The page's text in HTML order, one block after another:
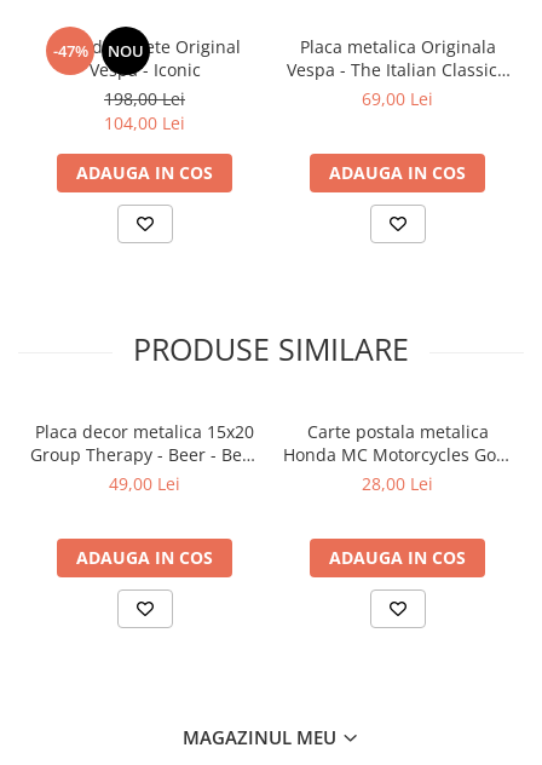
-47% NOU
Ceas de perete Original
Vespa - Iconic
198,00 Lei
104,00 Lei
ADAUGA IN COS
Placa metalica Originala
Vespa - The Italian Classic -
Vespa - Clasicul Italienesc,
69,00 Lei
ADAUGA IN COS
PRODUSE SIMILARE
Placa decor metalica 15x20
Group Therapy - Beer - Bere
- Terapie de grup
49,00 Lei
ADAUGA IN COS
Carte postala metalica
Honda MC Motorcycles Gold
- Sigla Honda Moto pe
28,00 Lei
ADAUGA IN COS
MAGAZINUL MEU